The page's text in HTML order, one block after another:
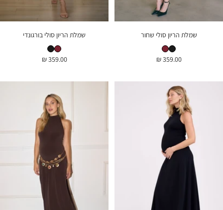
שמלת הריון סולי שחור
שמלת הריון סולי שחורשמלת הריון סולי בורגונדי
מחיר
359.00 ₪
שמלת הריון סולי בורגונדי
שמלת הריון סולי בורגונדי
שמלת הריון סולי שחור
מחיר
359.00 ₪